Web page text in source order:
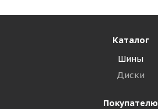
Каталог
Шины
Диски
Покупателю